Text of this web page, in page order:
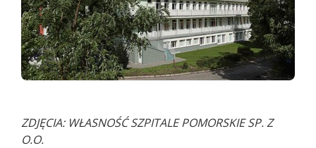
ZDJĘCIA: WŁASNOŚĆ SZPITALE POMORSKIE SP. Z
O.O.